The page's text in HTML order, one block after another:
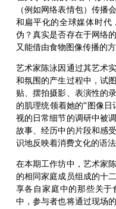
（例如网络表情包）传播
和扁平化的全球媒体时代
伪？真实是否存在于网络
又能借由食物图像传播的
艺术家陈泳因通过其艺术
和氛围的产生过程中，试
贴、摆拍摄影、表演性的
的肌理统领着她的“图像
视的日常细节的调研中被
故事、经历中的片段和感
识地反映着消费文化的语法
在本期工作坊中，艺术家
的相同家庭成员组成的十
享各自家庭中的那些关于
中，参与者也将通过现场